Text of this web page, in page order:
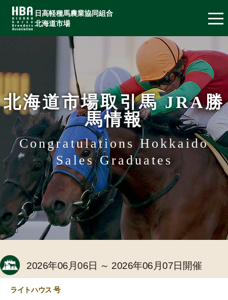
日高軽種馬農業協同組合
北海道市場
北海道市場取引馬 JRA勝
馬情報
Congratulations Hokkaido
Sales Graduates
2026年06月06日 ～ 2026年06月07日開催
ライトハウス 号